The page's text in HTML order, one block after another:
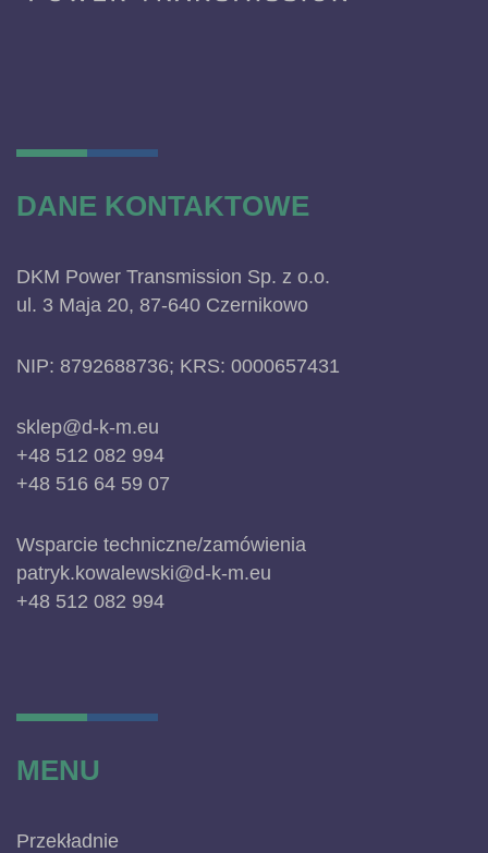
DANE KONTAKTOWE
DKM Power Transmission Sp. z o.o.
ul. 3 Maja 20, 87-640 Czernikowo
NIP: 8792688736; KRS: 0000657431
sklep@d-k-m.eu
+48 512 082 994
+48 516 64 59 07
Wsparcie techniczne/zamówienia
patryk.kowalewski@d-k-m.eu
+48 512 082 994
MENU
Przekładnie